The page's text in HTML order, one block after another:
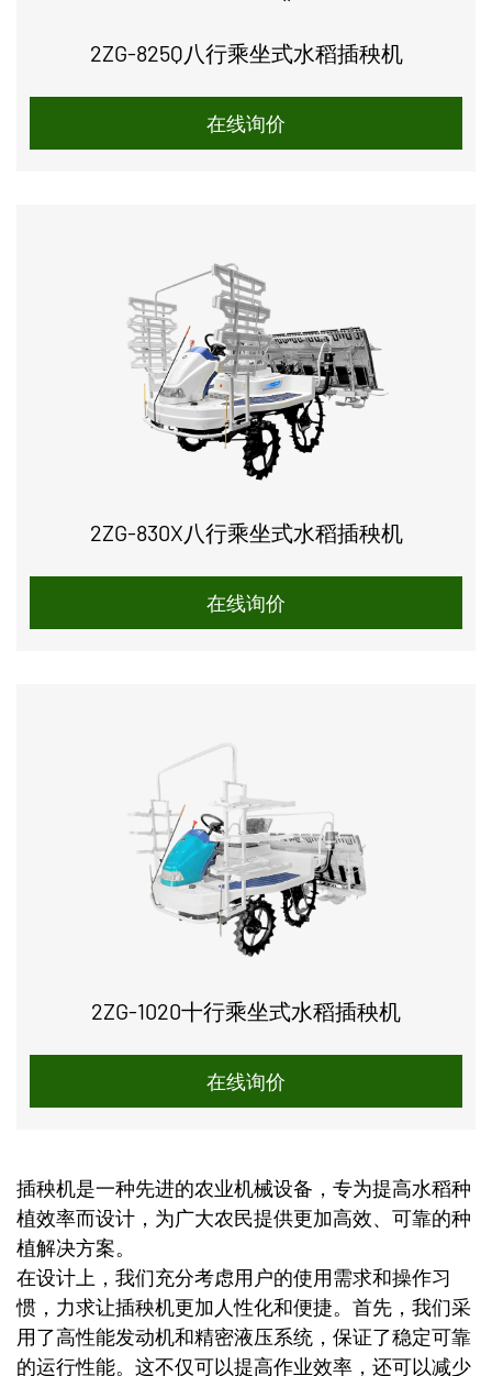
2ZG-825Q八行乘坐式水稻插秧机
在线询价
2ZG-830X八行乘坐式水稻插秧机
在线询价
2ZG-1020十行乘坐式水稻插秧机
在线询价
插秧机是一种先进的农业机械设备，专为提高水稻种
植效率而设计，为广大农民提供更加高效、可靠的种
植解决方案。
在设计上，我们充分考虑用户的使用需求和操作习
惯，力求让插秧机更加人性化和便捷。首先，我们采
用了高性能发动机和精密液压系统，保证了稳定可靠
的运行性能。这不仅可以提高作业效率，还可以减少